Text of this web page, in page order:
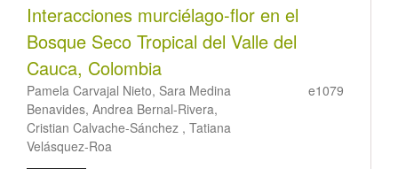
Interacciones murciélago-flor en el
Bosque Seco Tropical del Valle del
Cauca, Colombia
Pamela Carvajal Nieto, Sara Medina
Benavides, Andrea Bernal-Rivera,
Cristian Calvache-Sánchez , Tatiana
Velásquez-Roa
e1079